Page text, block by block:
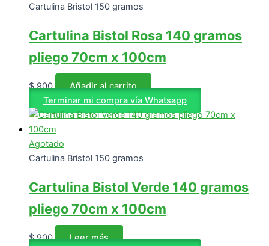
Cartulina Bristol 150 gramos
Cartulina Bistol Rosa 140 gramos
pliego 70cm x 100cm
$900
Añadir al carrito
Terminar mi compra vía Whatsapp
Agotado
Cartulina Bristol 150 gramos
Cartulina Bistol Verde 140 gramos
pliego 70cm x 100cm
$900
Leer más